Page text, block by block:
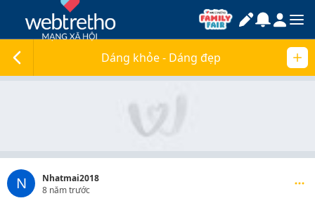
Dáng khỏe - Dáng đẹp
N
Nhatmai2018
8 năm trước